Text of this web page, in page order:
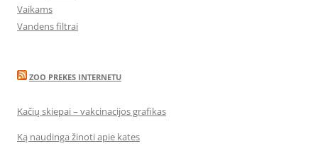
Vaikams
Vandens filtrai
ZOO PREKES INTERNETU
Kačių skiepai – vakcinacijos grafikas
Ką naudinga žinoti apie kates